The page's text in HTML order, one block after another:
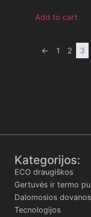
Add to cart
← 1 2 3
Kategorijos:
ECO draugiškos
Gertuvės ir termo
Dalomosios dovanos
Tecnologijos